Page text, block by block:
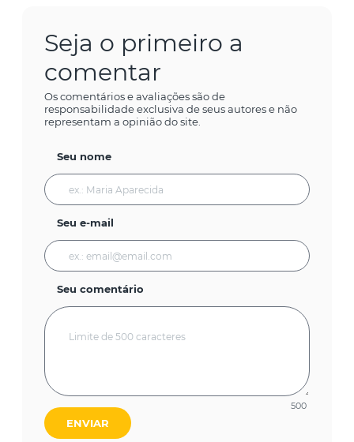
Seja o primeiro a
comentar
Os comentários e avaliações são de
responsabilidade exclusiva de seus autores e não
representam a opinião do site.
Seu nome
Seu e-mail
Seu comentário
500
ENVIAR